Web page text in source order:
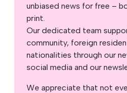
unbiased news for free –
print.
Our dedicated team
community, foreign
nationalities through our
social media and our
We appreciate that not